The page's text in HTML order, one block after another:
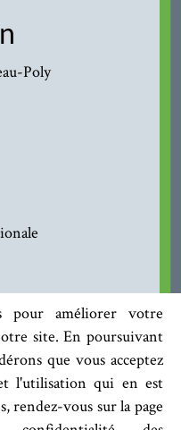
pour améliorer votre
site. En poursuivant
que vous acceptez
l'utilisation qui en est
rendez-vous sur la page
Poly